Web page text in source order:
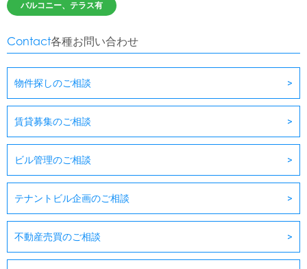
バルコニー、テラス有
Contact各種お問い合わせ
物件探しのご相談
賃貸募集のご相談
ビル管理のご相談
テナントビル企画のご相談
不動産売買のご相談